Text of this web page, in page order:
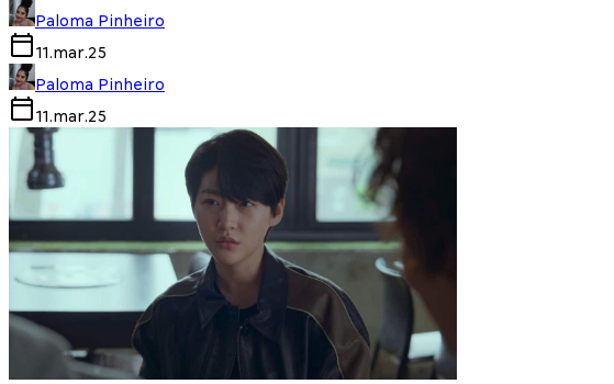
Paloma Pinheiro
11.mar.25
Paloma Pinheiro
11.mar.25